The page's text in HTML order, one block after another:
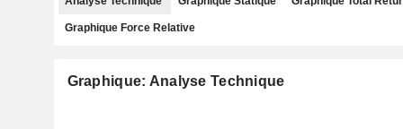
Graphique Force Relative
Graphique: Analyse Technique